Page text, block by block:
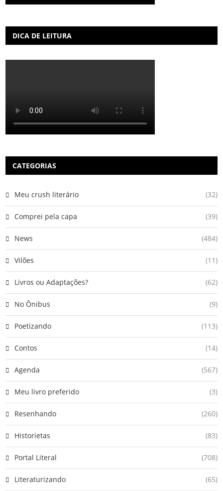
DICA DE LEITURA
CATEGORIAS
Meu crush literário (32)
Comprei pela capa (39)
News (484)
Vilões (11)
Livros ou Adaptações? (62)
No Ônibus (9)
Poetizando (113)
Contos (14)
Agenda (567)
Meu livro preferido (3)
Resenhando (260)
Historietas (83)
Portal Literal (708)
Literaturizando (65)